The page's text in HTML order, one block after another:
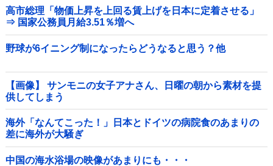
高市総理「物価上昇を上回る賃上げを日本に定着させる」
⇒ 国家公務員月給3.51％増へ
野球が6イニング制になったらどうなると思う？他
【画像】 サンモニの女子アナさん、日曜の朝から素材を提
供してしまう
海外「なんてこった！」日本とドイツの病院食のあまりの
差に海外が大騒ぎ
中国の海水浴場の映像があまりにも・・・